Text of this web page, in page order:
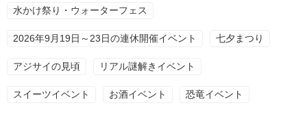
水かけ祭り・ウォーターフェス
2026年9月19日～23日の連休開催イベント 七夕まつり
アジサイの見頃 リアル謎解きイベント
スイーツイベント お酒イベント 恐竜イベント